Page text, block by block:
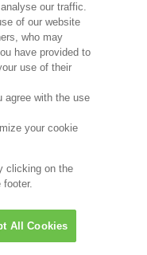
育大学長距離競技会
ｍ（7組）
平｜6位｜タイム
（2組）
our traffic.
of our website
who may
have provided to
use of their
agree with the use
your cookie
clicking on the
All Cookies